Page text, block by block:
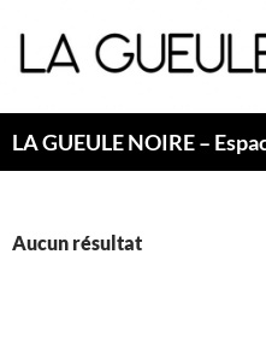
Aucun résultat